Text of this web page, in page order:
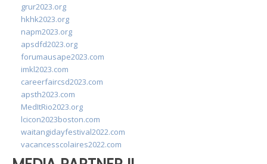
grur2023.org
hkhk2023.org
napm2023.org
apsdfd2023.org
forumausape2023.com
imkl2023.com
careerfaircsd2023.com
apsth2023.com
MedItRio2023.org
lcicon2023boston.com
waitangidayfestival2022.com
vacancesscolaires2022.com